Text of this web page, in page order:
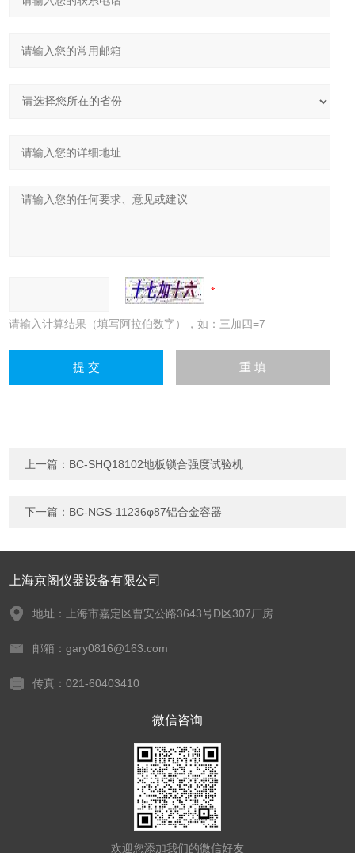
请输入计算结果（填写阿拉伯数字），如：三加四=7
上一篇： BC-SHQ18102地板锁合强度试验机
下一篇： BC-NGS-11236φ87铝合金容器
上海京阁仪器设备有限公司
地址：上海市嘉定区曹安公路3643号D区307厂房
邮箱：gary0816@163.com
传真：021-60403410
微信咨询
欢迎您添加我们的微信好友